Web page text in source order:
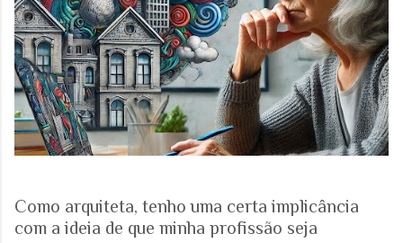
Como arquiteta, tenho uma certa implicância
com a ideia de que minha profissão seja